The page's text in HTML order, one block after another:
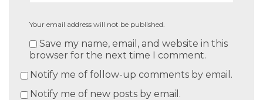
Your email address will not be published.
Save my name, email, and website in this
browser for the next time I comment.
Notify me of follow-up comments by email.
Notify me of new posts by email.